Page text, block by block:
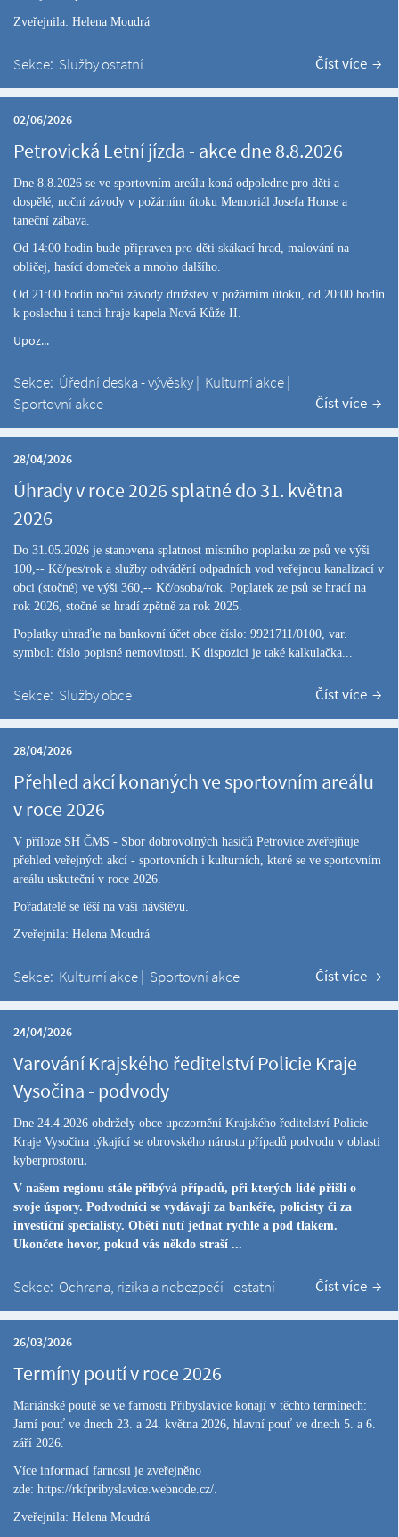
Zveřejnila: Helena Moudrá
Sekce: Služby ostatní Číst více
02/06/2026
Petrovická Letní jízda - akce dne 8.8.2026
Dne 8.8.2026 se ve sportovním areálu koná odpoledne pro děti a
dospělé, noční závody v požárním útoku Memoriál Josefa Honse a
taneční zábava.
Od 14:00 hodin bude připraven pro děti skákací hrad, malování na
obličej, hasící domeček a mnoho dalšího.
Od 21:00 hodin noční závody družstev v požárním útoku, od 20:00 hodin
k poslechu i tanci hraje kapela Nová Kůže II.
Upoz...
Sekce: Úřední deska - vývěsky| Kulturní akce|
Sportovní akce
Číst více
28/04/2026
Úhrady v roce 2026 splatné do 31. května
2026
Do 31.05.2026 je stanovena splatnost místního poplatku ze psů ve výši
100,-- Kč/pes/rok a služby odvádění odpadních vod veřejnou kanalizací v
obci (stočné) ve výši 360,-- Kč/osoba/rok. Poplatek ze psů se hradí na
rok 2026, stočné se hradí zpětně za rok 2025.
Poplatky uhraďte na bankovní účet obce číslo: 9921711/0100, var.
symbol: číslo popisné nemovitosti. K dispozici je také kalkulačka...
Sekce: Služby obce Číst více
28/04/2026
Přehled akcí konaných ve sportovním areálu
v roce 2026
V příloze SH ČMS - Sbor dobrovolných hasičů Petrovice zveřejňuje
přehled veřejných akcí - sportovních i kulturních, které se ve sportovním
areálu uskuteční v roce 2026.
Pořadatelé se těší na vaši návštěvu.
Zveřejnila: Helena Moudrá
Sekce: Kulturní akce| Sportovní akce Číst více
24/04/2026
Varování Krajského ředitelství Policie Kraje
Vysočina - podvody
Dne 24.4.2026 obdržely obce upozornění Krajského ředitelství Policie
Kraje Vysočina týkající se obrovského nárustu případů podvodu v oblasti
kyberprostoru.
V našem regionu stále přibývá případů, při kterých lidé přišli o
svoje úspory. Podvodníci se vydávají za bankéře, policisty či za
investiční specialisty. Oběti nutí jednat rychle a pod tlakem.
Ukončete hovor, pokud vás někdo straší ...
Sekce: Ochrana, rizika a nebezpečí - ostatní Číst více
26/03/2026
Termíny poutí v roce 2026
Mariánské poutě se ve farnosti Přibyslavice konají v těchto termínech:
Jarní pouť ve dnech 23. a 24. května 2026, hlavní pouť ve dnech 5. a 6.
září 2026.
Více informací farnosti je zveřejněno
zde: https://rkfpribyslavice.webnode.cz/
Zveřejnila: Helena Moudrá